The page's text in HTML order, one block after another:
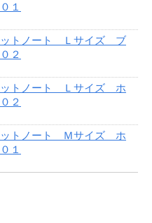
１
トノート Ｌサイズ ブ
２
トノート Ｌサイズ ホ
２
トノート Ｍサイズ ホ
１